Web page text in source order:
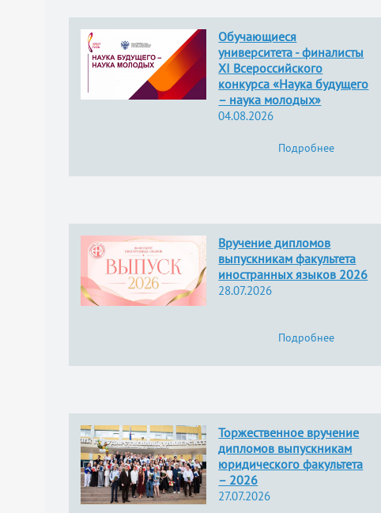
Обучающиеся
университета - финалисты
XI Всероссийского
конкурса «Наука будущего
– наука молодых»
04.08.2026
Подробнее
Вручение дипломов
выпускникам факультета
иностранных языков 2026
28.07.2026
Подробнее
Торжественное вручение
дипломов выпускникам
юридического факультета
– 2026
27.07.2026